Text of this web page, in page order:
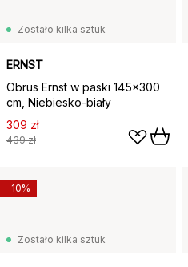
Zostało kilka sztuk
ERNST
Obrus Ernst w paski 145x300
cm, Niebiesko-biały
309 zł
439 zł
Zostało kilka sztuk
-10%